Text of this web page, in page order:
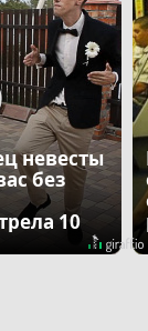
невесты
без
10